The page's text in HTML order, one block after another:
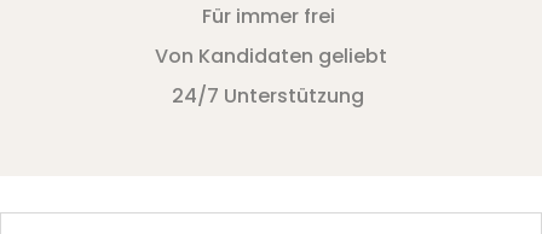
Für immer frei
Von Kandidaten geliebt
24/7 Unterstützung